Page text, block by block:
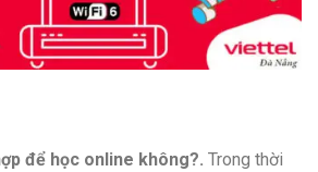
để học online không?. Trong thời